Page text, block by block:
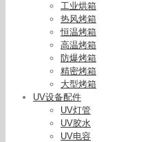
工业烘箱
热风烤箱
恒温烤箱
高温烤箱
防爆烤箱
精密烤箱
大型烤箱
UV设备配件
UV灯管
UV胶水
UV电容